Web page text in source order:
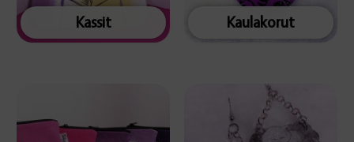
Kassit Kaulakorut